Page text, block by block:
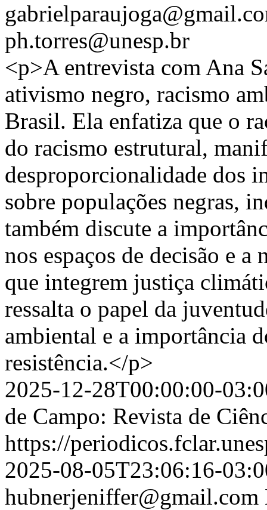
ph.torres@unesp.br
<p>A entrevista com Ana
ativismo negro, racismo
Brasil. Ela enfatiza que o
do racismo estrutural,
desproporcionalidade dos
sobre populações negras,
também discute a
nos espaços de decisão e
que integrem justiça
ressalta o papel da
ambiental e a importância
resistência.</p>
2025-12-28T00:00:00-
de Campo: Revista de
https://
2025-08-05T23:06:16-
hubnerjeniffer@gmail.com